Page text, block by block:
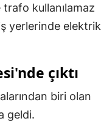
kullanılamaz
yerlerinde elektrik
çıktı
biri olan
geldi.